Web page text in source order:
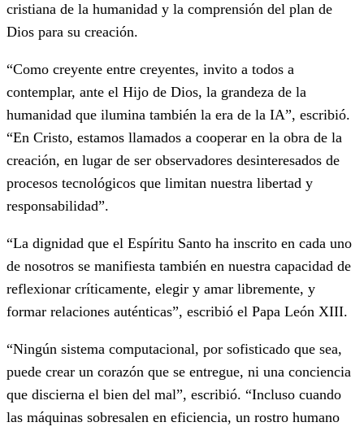
cristiana de la humanidad y la comprensión del plan de
Dios para su creación.
“Como creyente entre creyentes, invito a todos a
contemplar, ante el Hijo de Dios, la grandeza de la
humanidad que ilumina también la era de la IA”, escribió.
“En Cristo, estamos llamados a cooperar en la obra de la
creación, en lugar de ser observadores desinteresados ​​de
procesos tecnológicos que limitan nuestra libertad y
responsabilidad”.
“La dignidad que el Espíritu Santo ha inscrito en cada uno
de nosotros se manifiesta también en nuestra capacidad de
reflexionar críticamente, elegir y amar libremente, y
formar relaciones auténticas”, escribió el Papa León XIII.
“Ningún sistema computacional, por sofisticado que sea,
puede crear un corazón que se entregue, ni una conciencia
que discierna el bien del mal”, escribió. “Incluso cuando
las máquinas sobresalen en eficiencia, un rostro humano